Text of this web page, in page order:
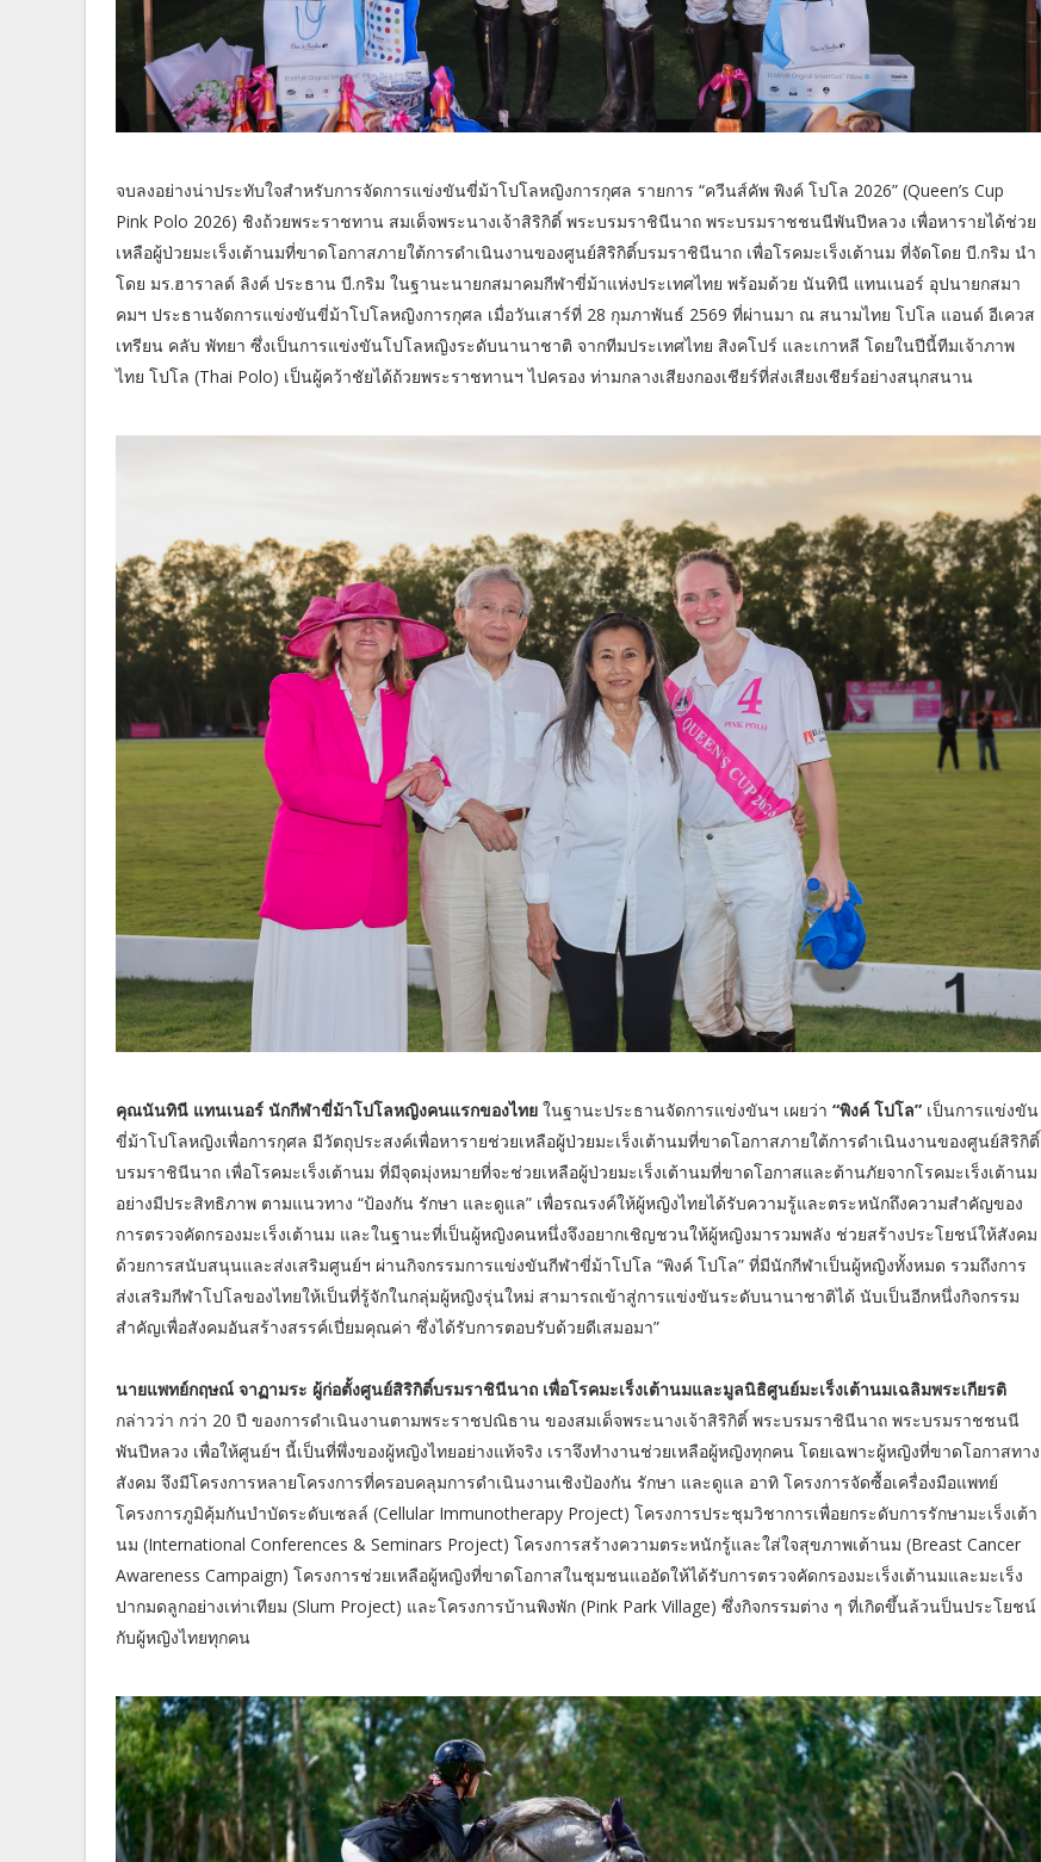
จบลงอย่างน่าประทับใจสำหรับการจัดการแข่งขันขี่ม้าโปโลหญิงการกุศล รายการ “ควีนส์คัพ พิงค์ โปโล 2026” (Queen’s Cup
Pink Polo 2026) ชิงถ้วยพระราชทาน สมเด็จพระนางเจ้าสิริกิติ์ พระบรมราชินีนาถ พระบรมราชชนนีพันปีหลวง เพื่อหารายได้ช่วย
เหลือผู้ป่วยมะเร็งเต้านมที่ขาดโอกาสภายใต้การดำเนินงานของศูนย์สิริกิติ์บรมราชินีนาถ เพื่อโรคมะเร็งเต้านม ที่จัดโดย บี.กริม นำ
โดย มร.ฮาราลด์ ลิงค์ ประธาน บี.กริม ในฐานะนายกสมาคมกีฬาขี่ม้าแห่งประเทศไทย พร้อมด้วย นันทินี แทนเนอร์ อุปนายกสมา
คมฯ ประธานจัดการแข่งขันขี่ม้าโปโลหญิงการกุศล เมื่อวันเสาร์ที่ 28 กุมภาพันธ์ 2569 ที่ผ่านมา ณ สนามไทย โปโล แอนด์ อีเควส
เทรียน คลับ พัทยา ซึ่งเป็นการแข่งขันโปโลหญิงระดับนานาชาติ จากทีมประเทศไทย สิงคโปร์ และเกาหลี โดยในปีนี้ทีมเจ้าภาพ
ไทย โปโล (Thai Polo) เป็นผู้คว้าชัยได้ถ้วยพระราชทานฯ ไปครอง ท่ามกลางเสียงกองเชียร์ที่ส่งเสียงเชียร์อย่างสนุกสนาน
คุณนันทินี แทนเนอร์ นักกีฬาขี่ม้าโปโลหญิงคนแรกของไทย ในฐานะประธานจัดการแข่งขันฯ เผยว่า “พิงค์ โปโล” เป็นการแข่งขัน
ขี่ม้าโปโลหญิงเพื่อการกุศล มีวัตถุประสงค์เพื่อหารายช่วยเหลือผู้ป่วยมะเร็งเต้านมที่ขาดโอกาสภายใต้การดำเนินงานของศูนย์สิริกิติ์
บรมราชินีนาถ เพื่อโรคมะเร็งเต้านม ที่มีจุดมุ่งหมายที่จะช่วยเหลือผู้ป่วยมะเร็งเต้านมที่ขาดโอกาสและต้านภัยจากโรคมะเร็งเต้านม
อย่างมีประสิทธิภาพ ตามแนวทาง “ป้องกัน รักษา และดูแล” เพื่อรณรงค์ให้ผู้หญิงไทยได้รับความรู้และตระหนักถึงความสำคัญของ
การตรวจคัดกรองมะเร็งเต้านม และในฐานะที่เป็นผู้หญิงคนหนึ่งจึงอยากเชิญชวนให้ผู้หญิงมารวมพลัง ช่วยสร้างประโยชน์ให้สังคม
ด้วยการสนับสนุนและส่งเสริมศูนย์ฯ ผ่านกิจกรรมการแข่งขันกีฬาขี่ม้าโปโล “พิงค์ โปโล” ที่มีนักกีฬาเป็นผู้หญิงทั้งหมด รวมถึงการ
ส่งเสริมกีฬาโปโลของไทยให้เป็นที่รู้จักในกลุ่มผู้หญิงรุ่นใหม่ สามารถเข้าสู่การแข่งขันระดับนานาชาติได้ นับเป็นอีกหนึ่งกิจกรรม
สำคัญเพื่อสังคมอันสร้างสรรค์เปี่ยมคุณค่า ซึ่งได้รับการตอบรับด้วยดีเสมอมา”
นายแพทย์กฤษณ์ จาฏามระ ผู้ก่อตั้งศูนย์สิริกิติ์บรมราชินีนาถ เพื่อโรคมะเร็งเต้านมและมูลนิธิศูนย์มะเร็งเต้านมเฉลิมพระเกียรติ
กล่าวว่า กว่า 20 ปี ของการดำเนินงานตามพระราชปณิธาน ของสมเด็จพระนางเจ้าสิริกิติ์ พระบรมราชินีนาถ พระบรมราชชนนี
พันปีหลวง เพื่อให้ศูนย์ฯ นี้เป็นที่พึ่งของผู้หญิงไทยอย่างแท้จริง เราจึงทำงานช่วยเหลือผู้หญิงทุกคน โดยเฉพาะผู้หญิงที่ขาดโอกาสทาง
สังคม จึงมีโครงการหลายโครงการที่ครอบคลุมการดำเนินงานเชิงป้องกัน รักษา และดูแล อาทิ โครงการจัดซื้อเครื่องมือแพทย์
โครงการภูมิคุ้มกันบำบัดระดับเซลล์ (Cellular Immunotherapy Project) โครงการประชุมวิชาการเพื่อยกระดับการรักษามะเร็งเต้า
นม (International Conferences & Seminars Project) โครงการสร้างความตระหนักรู้และใส่ใจสุขภาพเต้านม (Breast Cancer
Awareness Campaign) โครงการช่วยเหลือผู้หญิงที่ขาดโอกาสในชุมชนแออัดให้ได้รับการตรวจคัดกรองมะเร็งเต้านมและมะเร็ง
ปากมดลูกอย่างเท่าเทียม (Slum Project) และโครงการบ้านพิงพัก (Pink Park Village) ซึ่งกิจกรรมต่าง ๆ ที่เกิดขึ้นล้วนป็นประโยชน์
กับผู้หญิงไทยทุกคน